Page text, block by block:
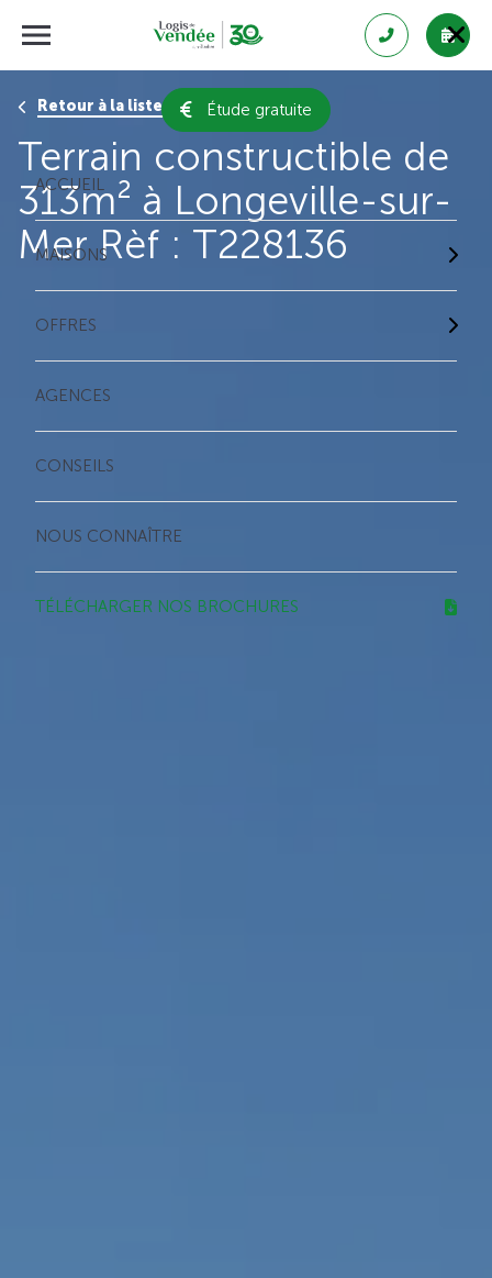
Étude gratuite
ACCUEIL
MAISONS
OFFRES
AGENCES
CONSEILS
NOUS CONNAÎTRE
TÉLÉCHARGER NOS BROCHURES
Retour à la liste des résultats
Terrain constructible de
313m² à Longeville-sur-
Mer Rèf : T228136